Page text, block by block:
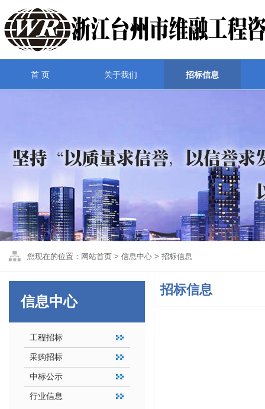
首 页 关于我们 招标信息
您现在的位置：网站首页 > 信息中心 > 招标信息
信息中心
工程招标
采购招标
中标公示
行业信息
招标信息